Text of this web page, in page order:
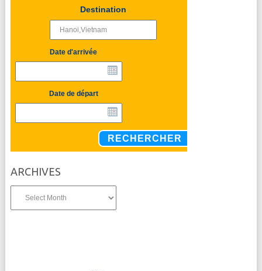
Destination
Date d'arrivée
Date de départ
RECHERCHER
ARCHIVES